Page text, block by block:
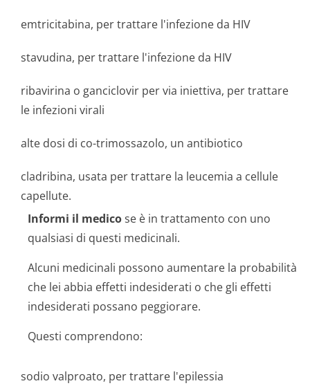
emtricitabina, per trattare l'infezione da HIV
stavudina, per trattare l'infezione da HIV
ribavirina o ganciclovir per via iniettiva, per trattare
le infezioni virali
alte dosi di co-trimossazolo, un antibiotico
cladribina, usata per trattare la leucemia a cellule
capellute.
Informi il medicose è in trattamento con uno
qualsiasi di questi medicinali.
Alcuni medicinali possono aumentare la probabilità
che lei abbia effetti indesiderati o che gli effetti
indesiderati possano peggiorare.
Questi comprendono:
sodio valproato, per trattare l'epilessia